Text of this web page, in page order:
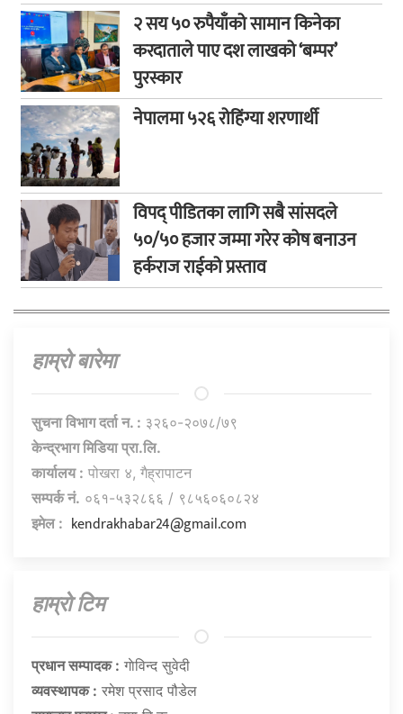
२ सय ५० रुपैयाँको सामान किनेका
करदाताले पाए दश लाखको ‘बम्पर’
पुरस्कार
नेपालमा ५२६ रोहिंग्या शरणार्थी
विपद् पीडितका लागि सबै सांसदले
५०/५० हजार जम्मा गरेर कोष बनाउन
हर्कराज राईको प्रस्ताव
हाम्राे बारेमा
सुचना विभाग दर्ता न. : ३२६०-२०७८/७९
केन्द्रभाग मिडिया प्रा.लि.
कार्यालय : पोखरा ४, गैह्रापाटन
सम्पर्क नं. ०६१-५३२८६६ / ९८५६०६०८२४
इमेल : kendrakhabar24@gmail.com
हाम्राे टिम
प्रधान सम्पादक : गाेविन्द सुवेदी
व्यवस्थापक : रमेश प्रसाद पौडेल